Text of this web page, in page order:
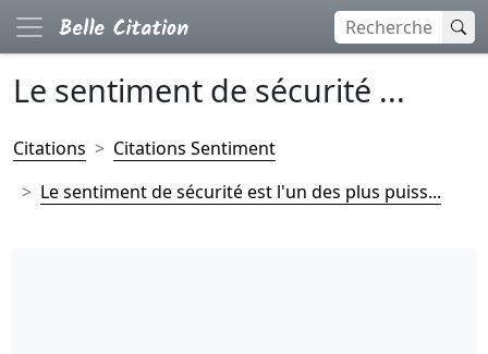
Le sentiment de sécurité ...
Citations
Citations Sentiment
Le sentiment de sécurité est l'un des plus puiss...